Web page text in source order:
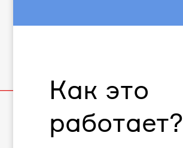
Как это
работает?